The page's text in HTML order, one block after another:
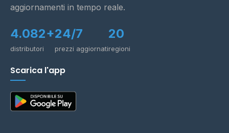
aggiornamenti in tempo reale.
4.082+
distributori
24/7
prezzi aggiornati
20
regioni
Scarica l'app